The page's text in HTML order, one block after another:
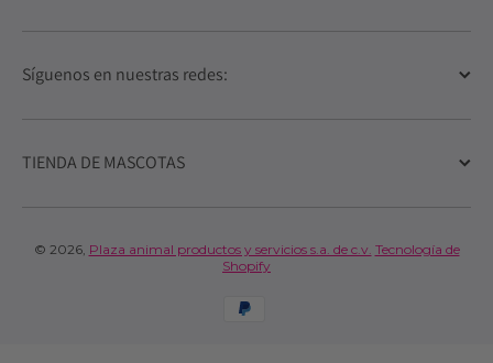
Síguenos en nuestras redes:
TIENDA DE MASCOTAS
© 2026, Plaza animal productos y servicios s.a. de c.v. Tecnología de
Shopify